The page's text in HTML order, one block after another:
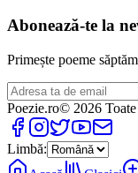
Abonează-te la
Primește poeme
Poezie.ro© 2026
Limbă: